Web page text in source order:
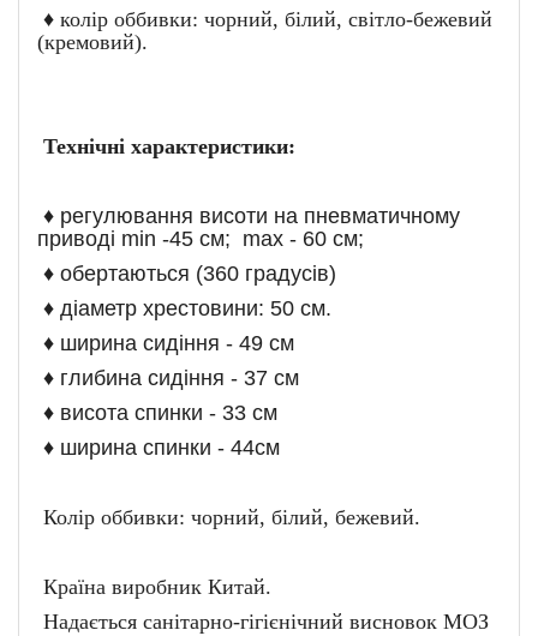
♦ колір оббивки: чорний, білий, світло-бежевий
(кремовий).
Технічні характеристики:
♦ регулювання висоти на пневматичному
приводі min -45 см; max - 60 см;
♦ обертаються (360 градусів)
♦ діаметр хрестовини: 50 см.
♦ ширина сидіння - 49 см
♦ глибина сидіння - 37 см
♦ висота спинки - 33 см
♦ ширина спинки - 44см
Колір оббивки: чорний, білий, бежевий.
Країна виробник Китай.
Надається санітарно-гігієнічний висновок МОЗ